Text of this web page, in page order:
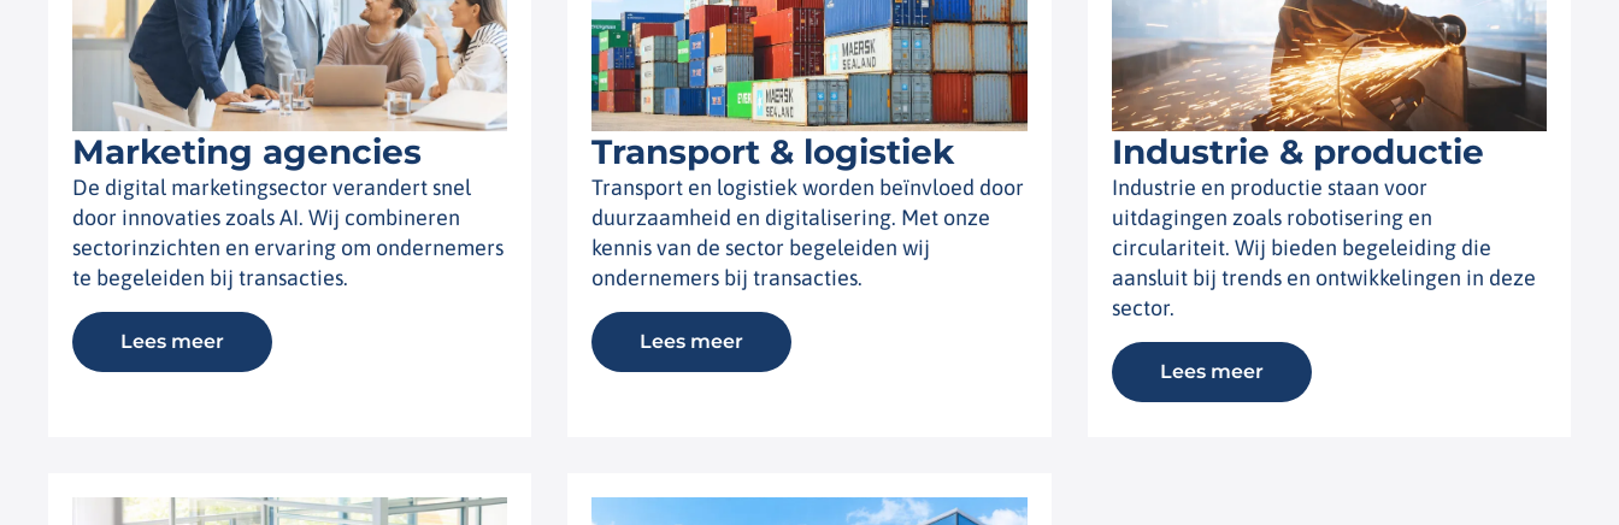
Marketing agencies
De digital marketingsector verandert snel
door innovaties zoals AI. Wij combineren
sectorinzichten en ervaring om ondernemers
te begeleiden bij transacties.
Lees meer
Transport & logistiek
Transport en logistiek worden beïnvloed door
duurzaamheid en digitalisering. Met onze
kennis van de sector begeleiden wij
ondernemers bij transacties.
Lees meer
Industrie & productie
Industrie en productie staan voor
uitdagingen zoals robotisering en
circulariteit. Wij bieden begeleiding die
aansluit bij trends en ontwikkelingen in deze
sector.
Lees meer